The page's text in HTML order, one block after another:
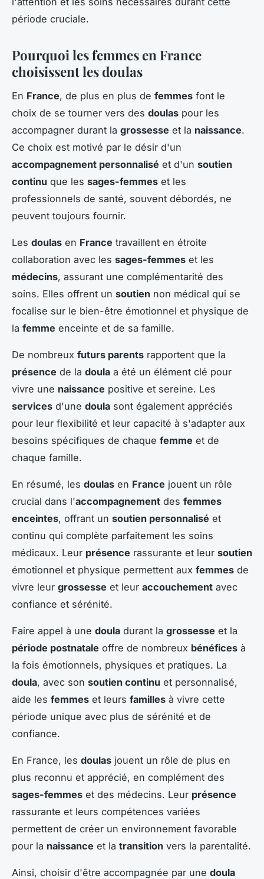
période cruciale.
Pourquoi les femmes en France
choisissent les doulas
En France, de plus en plus de femmes font le
choix de se tourner vers des doulas pour les
accompagner durant la grossesse et la naissance.
Ce choix est motivé par le désir d'un
accompagnement personnalisé et d'un soutien
continu que les sages-femmes et les
professionnels de santé, souvent débordés, ne
peuvent toujours fournir.
Les doulas en France travaillent en étroite
collaboration avec les sages-femmes et les
médecins, assurant une complémentarité des
soins. Elles offrent un soutien non médical qui se
focalise sur le bien-être émotionnel et physique de
la femme enceinte et de sa famille.
De nombreux futurs parents rapportent que la
présence de la doula a été un élément clé pour
vivre une naissance positive et sereine. Les
services d'une doula sont également appréciés
pour leur flexibilité et leur capacité à s'adapter aux
besoins spécifiques de chaque femme et de
chaque famille.
En résumé, les doulas en France jouent un rôle
crucial dans l'accompagnement des femmes
enceintes, offrant un soutien personnalisé et
continu qui complète parfaitement les soins
médicaux. Leur présence rassurante et leur soutien
émotionnel et physique permettent aux femmes de
vivre leur grossesse et leur accouchement avec
confiance et sérénité.
Faire appel à une doula durant la grossesse et la
période postnatale offre de nombreux bénéfices à
la fois émotionnels, physiques et pratiques. La
doula, avec son soutien continu et personnalisé,
aide les femmes et leurs familles à vivre cette
période unique avec plus de sérénité et de
confiance.
En France, les doulas jouent un rôle de plus en
plus reconnu et apprécié, en complément des
sages-femmes et des médecins. Leur présence
rassurante et leurs compétences variées
permettent de créer un environnement favorable
pour la naissance et la transition vers la parentalité.
Ainsi, choisir d'être accompagnée par une doula